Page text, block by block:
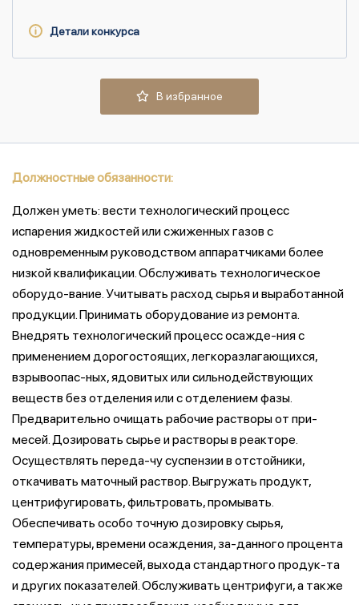
Детали конкурса
В избранное
Должностные обязанности:
Должен уметь: вести технологический процесс
испарения жидкостей или сжиженных газов с
одновременным руководством аппаратчиками более
низкой квалификации. Обслуживать технологическое
оборудо-вание. Учитывать расход сырья и выработанной
продукции. Принимать оборудование из ремонта.
Внедрять технологический процесс осажде-ния с
применением дорогостоящих, легкоразлагающихся,
взрывоопас-ных, ядовитых или сильнодействующих
веществ без отделения или с отделением фазы.
Предварительно очищать рабочие растворы от при-
месей. Дозировать сырье и растворы в реакторе.
Осуществлять переда-чу суспензии в отстойники,
откачивать маточный раствор. Выгружать продукт,
центрифугировать, фильтровать, промывать.
Обеспечивать особо точную дозировку сырья,
температуры, времени осаждения, за-данного процента
содержания примесей, выхода стандартного продук-та
и других показателей. Обслуживать центрифуги, а также